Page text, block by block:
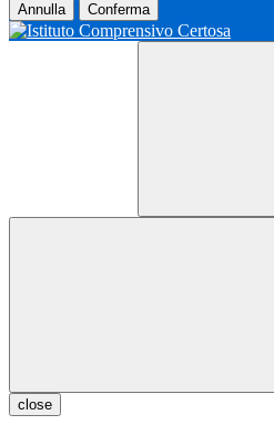
Annulla Conferma
close